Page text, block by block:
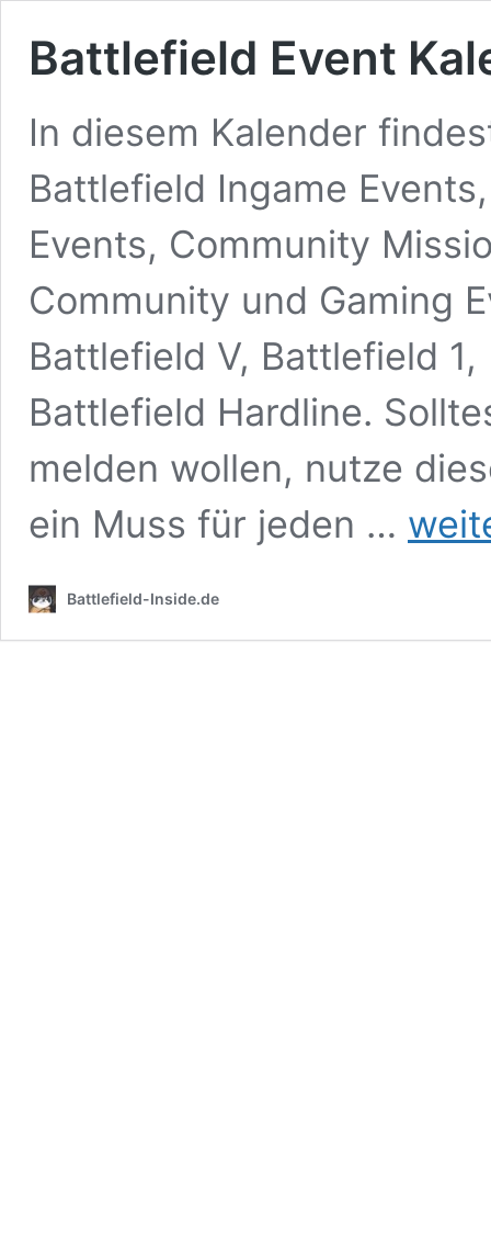
Battlefield Event
In diesem Kalender
Battlefield Ingame
Events, Community
Community und Gaming
Battlefield V, Battlefield
Battlefield Hardline.
melden wollen, nutze
ein Muss für jeden …
Battlefield
Event
Battlefield-Inside.de